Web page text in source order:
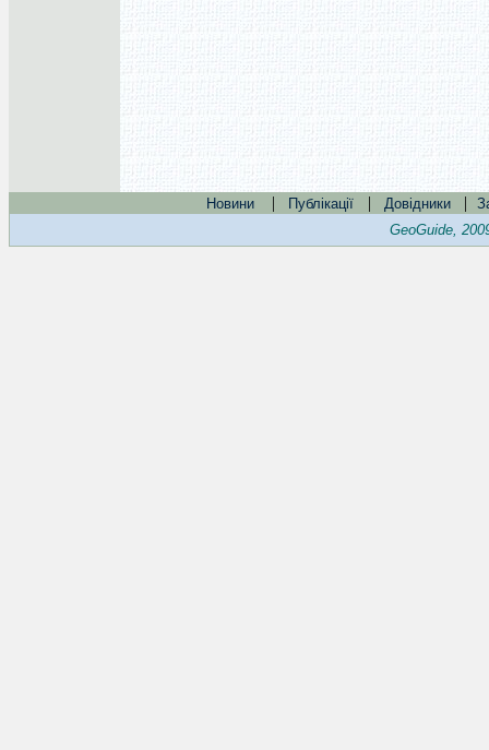
Новини | Публікації | Довідники |
GeoGuide,